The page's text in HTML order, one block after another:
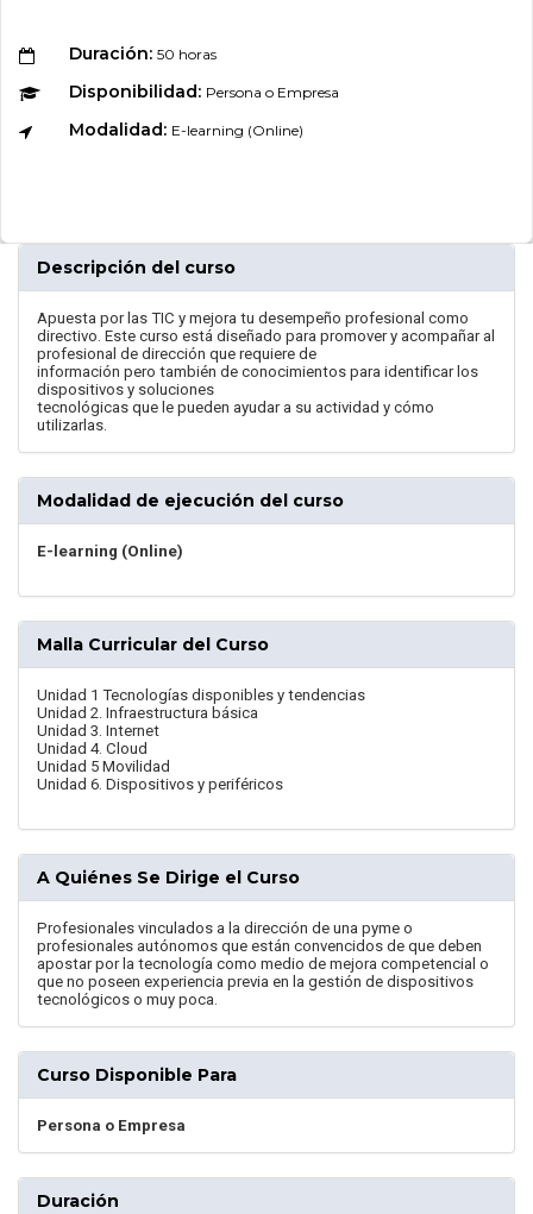
Duración: 50 horas
Disponibilidad: Persona o Empresa
Modalidad: E-learning (Online)
Descripción del curso
Apuesta por las TIC y mejora tu desempeño profesional como
directivo. Este curso está diseñado para promover y acompañar al
profesional de dirección que requiere de
información pero también de conocimientos para identificar los
dispositivos y soluciones
tecnológicas que le pueden ayudar a su actividad y cómo
utilizarlas.
Modalidad de ejecución del curso
E-learning (Online)
Malla Curricular del Curso
Unidad 1 Tecnologías disponibles y tendencias
Unidad 2. Infraestructura básica
Unidad 3. Internet
Unidad 4. Cloud
Unidad 5 Movilidad
Unidad 6. Dispositivos y periféricos
A Quiénes Se Dirige el Curso
Profesionales vinculados a la dirección de una pyme o
profesionales autónomos que están convencidos de que deben
apostar por la tecnología como medio de mejora competencial o
que no poseen experiencia previa en la gestión de dispositivos
tecnológicos o muy poca.
Curso Disponible Para
Persona o Empresa
Duración